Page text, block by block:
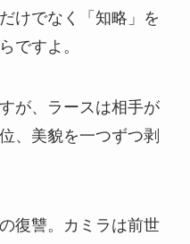
けでなく「知略」を
ですよ。
が、ラースは相手が
、美貌を一つずつ剥
復讐。カミラは前世